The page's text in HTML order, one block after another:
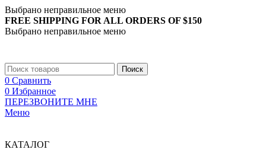
Выбрано неправильное меню
FREE SHIPPING FOR ALL ORDERS OF $150
Выбрано неправильное меню
Поиск
0 Сравнить
0 Избранное
ПЕРЕЗВОНИТЕ МНЕ
Меню
КАТАЛОГ